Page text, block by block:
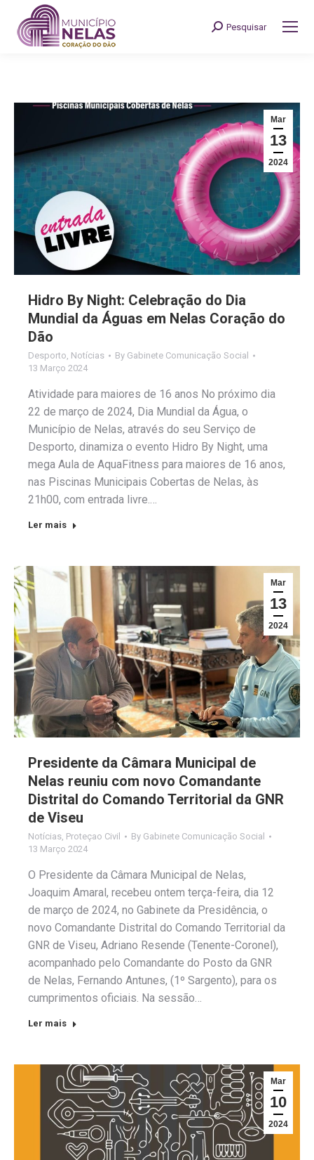
Search:
Pesquisar
Mar
13
2024
Hidro By Night: Celebração do Dia
Mundial da Águas em Nelas Coração do
Dão
Desporto Notícias By Gabinete Comunicação Social
13 Março 2024
Atividade para maiores de 16 anos No próximo dia
22 de março de 2024, Dia Mundial da Água, o
Município de Nelas, através do seu Serviço de
Desporto, dinamiza o evento Hidro By Night, uma
mega Aula de AquaFitness para maiores de 16 anos,
nas Piscinas Municipais Cobertas de Nelas, às
21h00, com entrada livre.…
Ler mais
Mar
13
2024
Presidente da Câmara Municipal de
Nelas reuniu com novo Comandante
Distrital do Comando Territorial da GNR
de Viseu
Notícias, Proteçao Civil By Gabinete Comunicação Social
13 Março 2024
O Presidente da Câmara Municipal de Nelas,
Joaquim Amaral, recebeu ontem terça-feira, dia 12
de março de 2024, no Gabinete da Presidência, o
novo Comandante Distrital do Comando Territorial da
GNR de Viseu, Adriano Resende (Tenente-Coronel),
acompanhado pelo Comandante do Posto da GNR
de Nelas, Fernando Antunes, (1º Sargento), para os
cumprimentos oficiais. Na sessão…
Ler mais
Mar
10
2024